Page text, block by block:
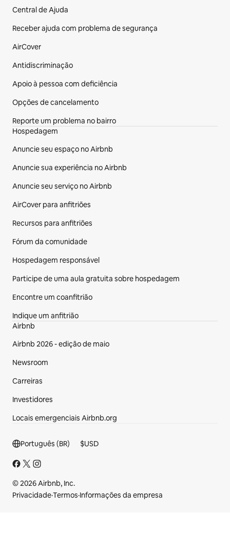
Central de Ajuda
Receber ajuda com problema de segurança
AirCover
Antidiscriminação
Apoio à pessoa com deficiência
Opções de cancelamento
Reporte um problema no bairro
Hospedagem
Anuncie seu espaço no Airbnb
Anuncie sua experiência no Airbnb
Anuncie seu serviço no Airbnb
AirCover para anfitriões
Recursos para anfitriões
Fórum da comunidade
Hospedagem responsável
Participe de uma aula gratuita sobre hospedagem
Encontre um coanfitrião
Indique um anfitrião
Airbnb
Airbnb 2026 - edição de maio
Newsroom
Carreiras
Investidores
Locais emergenciais Airbnb.org
Seção de rodapé
Português (BR) $USD
© 2026 Airbnb, Inc.
Privacidade·Termos·Informações da empresa